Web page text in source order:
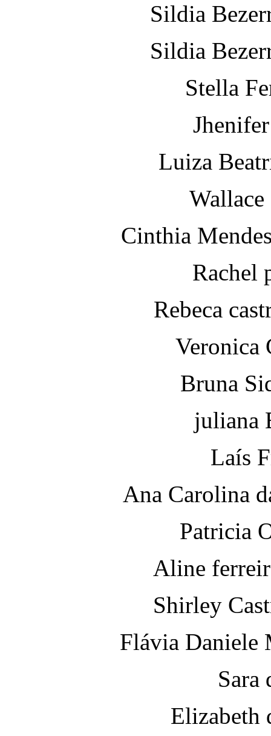
Sildia
Sildia
Stella
Luiza
Cinthia
Rachel
Rebeca
Veronica
Bruna
juliana
Laís
Ana Carolina
Patricia
Aline
Shirley
Flávia Daniele
Sara
Elizabeth